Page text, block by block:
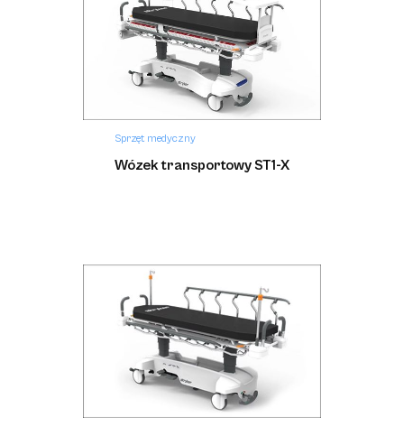
Sprzęt medyczny
Wózek transportowy ST1-X